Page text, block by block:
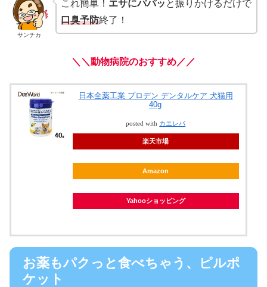
サンチカ
これ簡単！ エサにパパッ と振りかけるだけで
口臭予防終了！
＼＼動物病院のおすすめ／／
日本全薬工業 プロデン デンタルケア 犬猫用
40g
posted with カエレバ
楽天市場
Amazon
Yahooショッピング
お薬もパクっと食べちゃう、ピルポ
ケット